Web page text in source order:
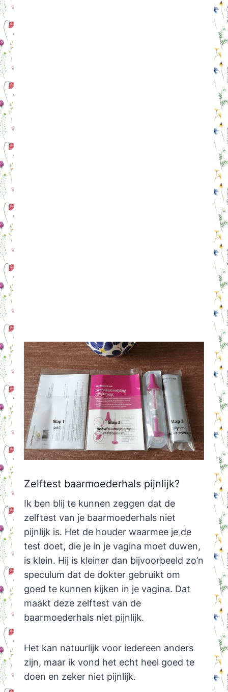
Zelftest baarmoederhals pijnlijk?
Ik ben blij te kunnen zeggen dat de
zelftest van je baarmoederhals niet
pijnlijk is. Het de houder waarmee je de
test doet, die je in je vagina moet duwen,
is klein. Hij is kleiner dan bijvoorbeeld zo’n
speculum dat de dokter gebruikt om
goed te kunnen kijken in je vagina. Dat
maakt deze zelftest van de
baarmoederhals niet pijnlijk.
Het kan natuurlijk voor iedereen anders
zijn, maar ik vond het echt heel goed te
doen en zeker niet pijnlijk.